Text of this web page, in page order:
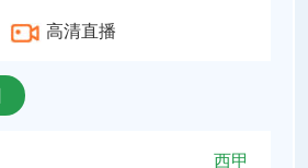
高清直播
西甲